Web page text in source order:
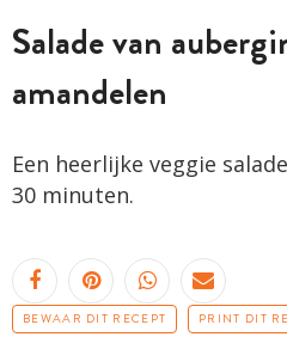
Salade van
amandelen
Een heerlijke veggie
30 minuten.
BEWAAR DIT RECEPT PRINT DIT